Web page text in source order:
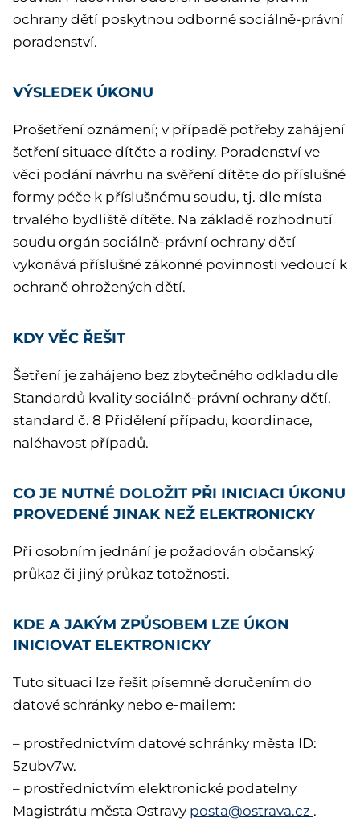
ochrany dětí poskytnou odborné sociálně-právní
poradenství.
VÝSLEDEK ÚKONU
Prošetření oznámení; v případě potřeby zahájení
šetření situace dítěte a rodiny. Poradenství ve
věci podání návrhu na svěření dítěte do příslušné
formy péče k příslušnému soudu, tj. dle místa
trvalého bydliště dítěte. Na základě rozhodnutí
soudu orgán sociálně-právní ochrany dětí
vykonává příslušné zákonné povinnosti vedoucí k
ochraně ohrožených dětí.
KDY VĚC ŘEŠIT
Šetření je zahájeno bez zbytečného odkladu dle
Standardů kvality sociálně-právní ochrany dětí,
standard č. 8 Přidělení případu, koordinace,
naléhavost případů.
CO JE NUTNÉ DOLOŽIT PŘI INICIACI ÚKONU
PROVEDENÉ JINAK NEŽ ELEKTRONICKY
Při osobním jednání je požadován občanský
průkaz či jiný průkaz totožnosti.
KDE A JAKÝM ZPŮSOBEM LZE ÚKON
INICIOVAT ELEKTRONICKY
Tuto situaci lze řešit písemně doručením do
datové schránky nebo e-mailem:
– prostřednictvím datové schránky města ID:
5zubv7w.
– prostřednictvím elektronické podatelny
Magistrátu města Ostravy posta@ostrava.cz .